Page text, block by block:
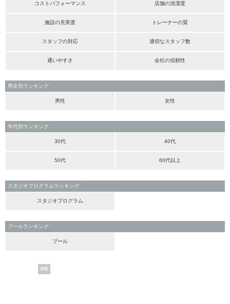
コストパフォーマンス 店舗の清潔度
施設の充実度 トレーナーの質
スタッフの対応 適切なスタッフ数
通いやすさ 会社の信頼性
男女別ランキング
男性 女性
年代別ランキング
30代 40代
50代 60代以上
スタジオプログラムランキング
スタジオプログラム
プールランキング
プール
PR